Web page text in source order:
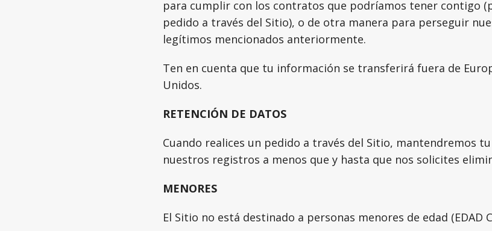
para cumplir con los contratos que podríamos tener contigo
pedido a través del Sitio), o de otra manera para perseguir
legítimos mencionados anteriormente.
Ten en cuenta que tu información se transferirá fuera de
Unidos.
RETENCIÓN DE DATOS
Cuando realices un pedido a través del Sitio, mantendremos
nuestros registros a menos que y hasta que nos solicites
MENORES
El Sitio no está destinado a personas menores de edad (EDAD